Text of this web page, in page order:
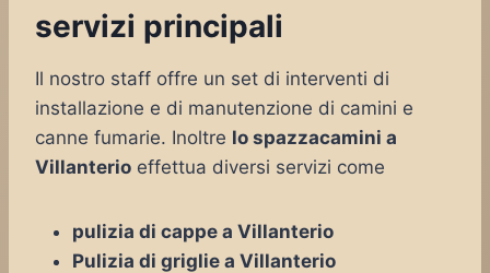
servizi principali
Il nostro staff offre un set di interventi di
installazione e di manutenzione di camini e
canne fumarie. Inoltre lo spazzacamini a
Villanterio effettua diversi servizi come
pulizia di cappe a Villanterio
Pulizia di griglie a Villanterio